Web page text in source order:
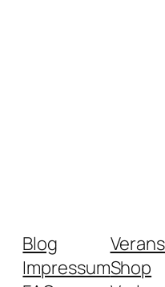
Blog
ImpressumShop